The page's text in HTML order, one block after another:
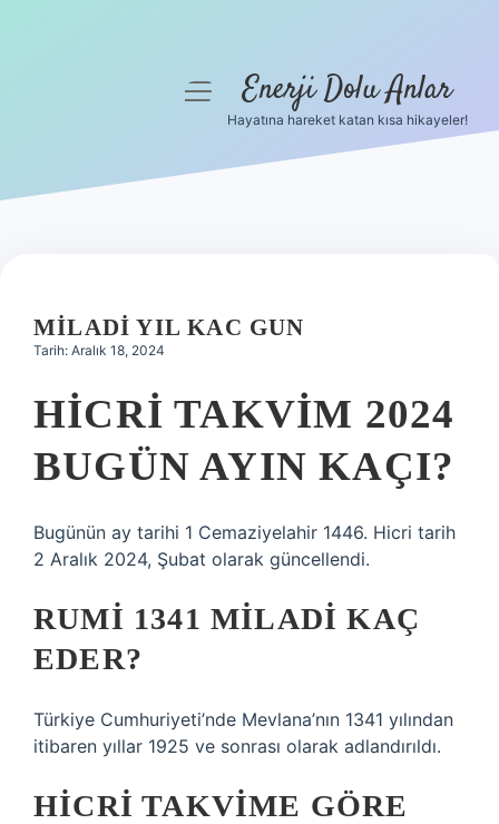
Hakkımızda
menüyüEnerji Dolu Anlar
Hayatına hareket katan kısa hikayeler!
MILADI YIL KAC GUN
Tarih: Aralık 18, 2024
HICRI TAKVIM 2024
BUGÜN AYIN KAÇI?
Bugünün ay tarihi 1 Cemaziyelahir 1446. Hicri tarih
2 Aralık 2024, Şubat olarak güncellendi.
RUMI 1341 MILADI KAÇ
EDER?
Türkiye Cumhuriyeti’nde Mevlana’nın 1341 yılından
itibaren yıllar 1925 ve sonrası olarak adlandırıldı.
HICRI TAKVIME GÖRE